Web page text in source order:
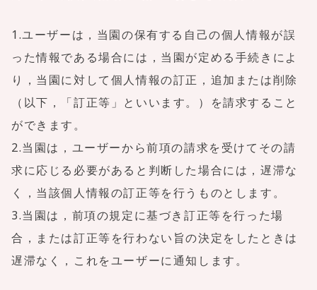
1.ユーザーは，当園の保有する自己の個人情報が誤
った情報である場合には，当園が定める手続きによ
り，当園に対して個人情報の訂正，追加または削除
（以下，「訂正等」といいます。）を請求すること
ができます。
2.当園は，ユーザーから前項の請求を受けてその請
求に応じる必要があると判断した場合には，遅滞な
く，当該個人情報の訂正等を行うものとします。
3.当園は，前項の規定に基づき訂正等を行った場
合，または訂正等を行わない旨の決定をしたときは
遅滞なく，これをユーザーに通知します。